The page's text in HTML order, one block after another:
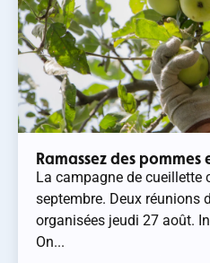
Ramassez des pommes
La campagne de cueillette
septembre. Deux réunions
organisées jeudi 27 août.
On...